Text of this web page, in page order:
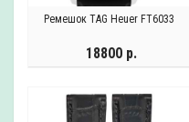
Ремешок TAG Heuer FT6033
18800 р.